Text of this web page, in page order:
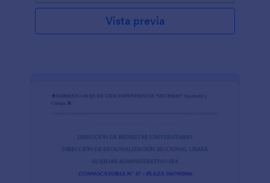
Vista previa